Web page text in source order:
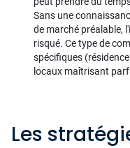
Sans une
de marché préalable,
risqué. Ce type de
spécifiques
locaux maîtrisant
Les